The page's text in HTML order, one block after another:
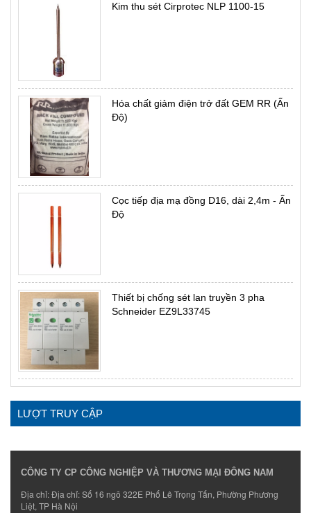
Kim thu sét Cirprotec NLP 1100-15
Hóa chất giảm điện trở đất GEM RR (Ấn
Độ)
Cọc tiếp địa mạ đồng D16, dài 2,4m - Ấn
Độ
Thiết bị chống sét lan truyền 3 pha
Schneider EZ9L33745
LƯỢT TRUY CẬP
CÔNG TY CP CÔNG NGHIỆP VÀ THƯƠNG MẠI ĐÔNG NAM
Địa chỉ: Địa chỉ: Số 16 ngõ 322E Phố Lê Trọng Tấn, Phường Phương
Liệt, TP Hà Nội